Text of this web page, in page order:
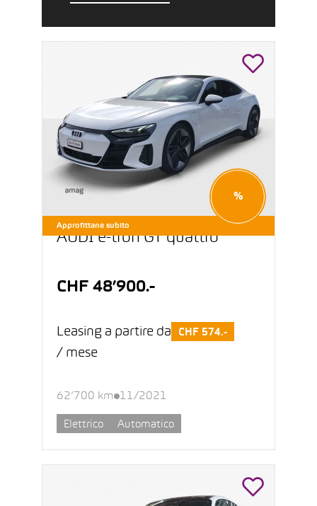
Approfittane subito
%
AUDI e-tron GT quattro
CHF 48’900.-
Leasing a partire da CHF 574.-
/ mese
62’700 km 11/2021
Elettrico Automatico